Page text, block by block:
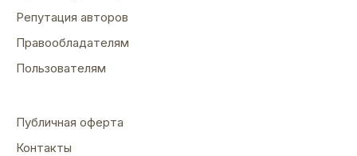
Репутация авторов
Правообладателям
Пользователям
Публичная оферта
Контакты